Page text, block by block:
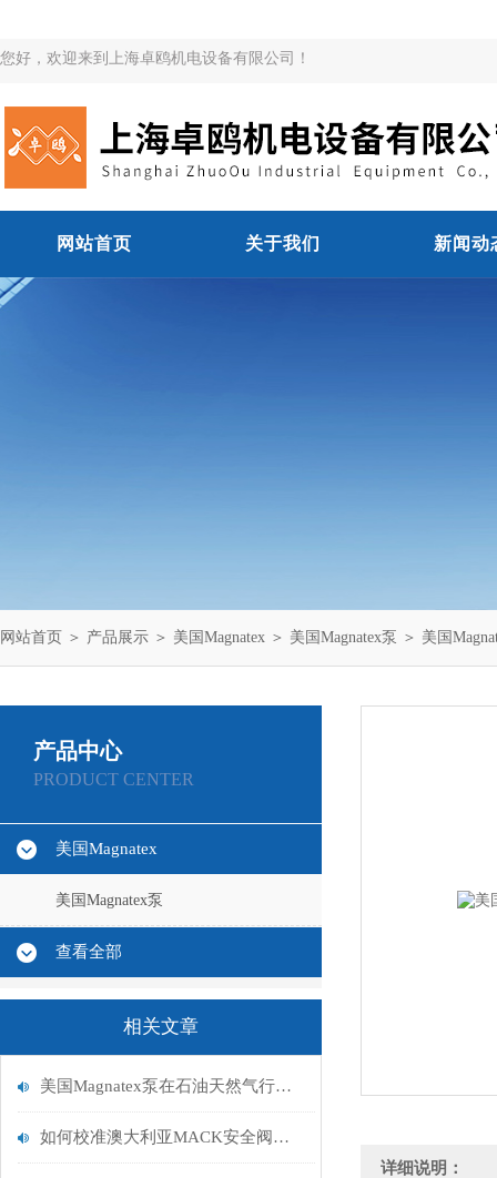
您好，欢迎来到上海卓鸥机电设备有限公司！
网站首页 关于我们 新闻动
网站首页 ＞ 产品展示 ＞ 美国Magnatex ＞ 美国Magnatex泵 ＞ 美国
产品中心
PRODUCT CENTER
美国Magnatex
美国Magnatex泵
查看全部
相关文章
美国Magnatex泵在石油天然气行业的应用
如何校准澳大利亚MACK安全阀的起跳压力？
详细说明：